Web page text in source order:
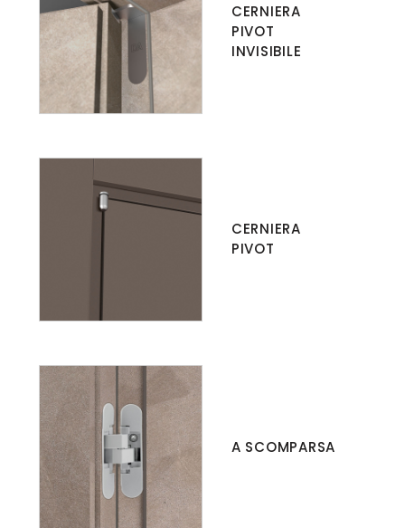
CERNIERA
PIVOT
INVISIBILE
CERNIERA
PIVOT
A SCOMPARSA